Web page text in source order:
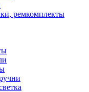
ремкомплекты